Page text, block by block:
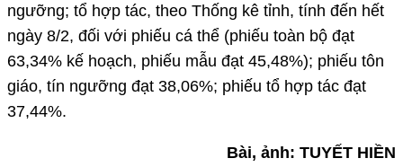
ngưỡng; tổ hợp tác, theo Thống kê tỉnh, tính đến hết
ngày 8/2, đối với phiếu cá thể (phiếu toàn bộ đạt
63,34% kế hoạch, phiếu mẫu đạt 45,48%); phiếu tôn
giáo, tín ngưỡng đạt 38,06%; phiếu tổ hợp tác đạt
37,44%.
Bài, ảnh: TUYẾT HIỀN